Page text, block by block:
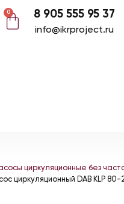
0 8 905 555 95 37
info@ikrproject.ru
циркуляционные без
циркуляционный DAB KLP